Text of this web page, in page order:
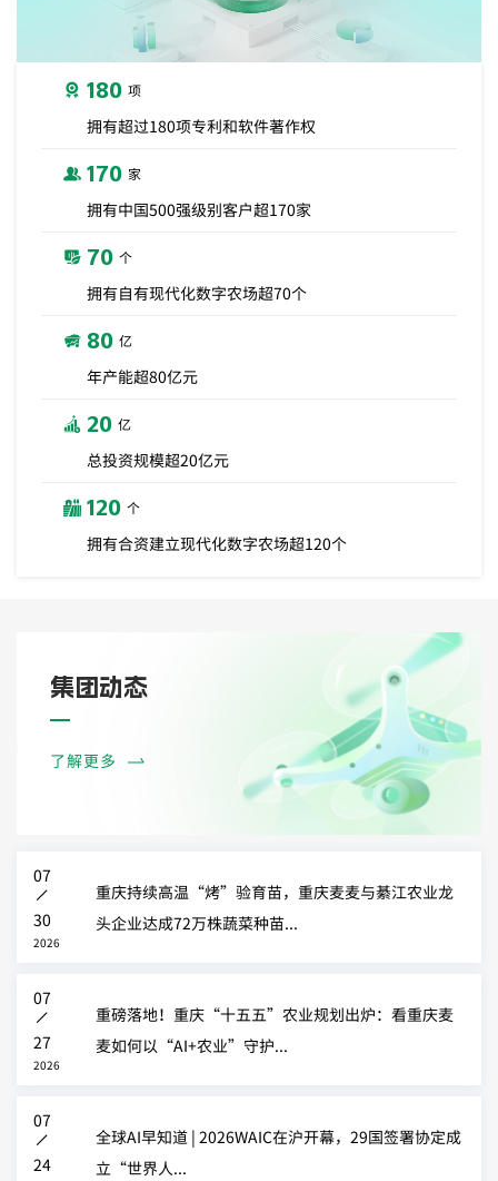
180 项
拥有超过180项专利和软件著作权
170 家
拥有中国500强级别客户超170家
70 个
拥有自有现代化数字农场超70个
80 亿
年产能超80亿元
20 亿
总投资规模超20亿元
120 个
拥有合资建立现代化数字农场超120个
集团动态
了解更多
07
丨
30
2026
重庆持续高温“烤”验育苗，重庆麦麦与綦江农业龙
头企业达成72万株蔬菜种苗...
07
丨
27
2026
重磅落地！重庆“十五五”农业规划出炉：看重庆麦
麦如何以“AI+农业”守护...
07
丨
24
全球AI早知道 | 2026WAIC在沪开幕，29国签署协定成
立“世界人...